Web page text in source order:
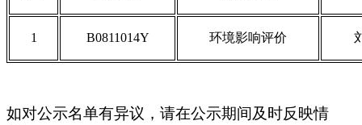
1 B0811014Y 环境影响评价
如对公示名单有异议，请在公示期间及时反映情